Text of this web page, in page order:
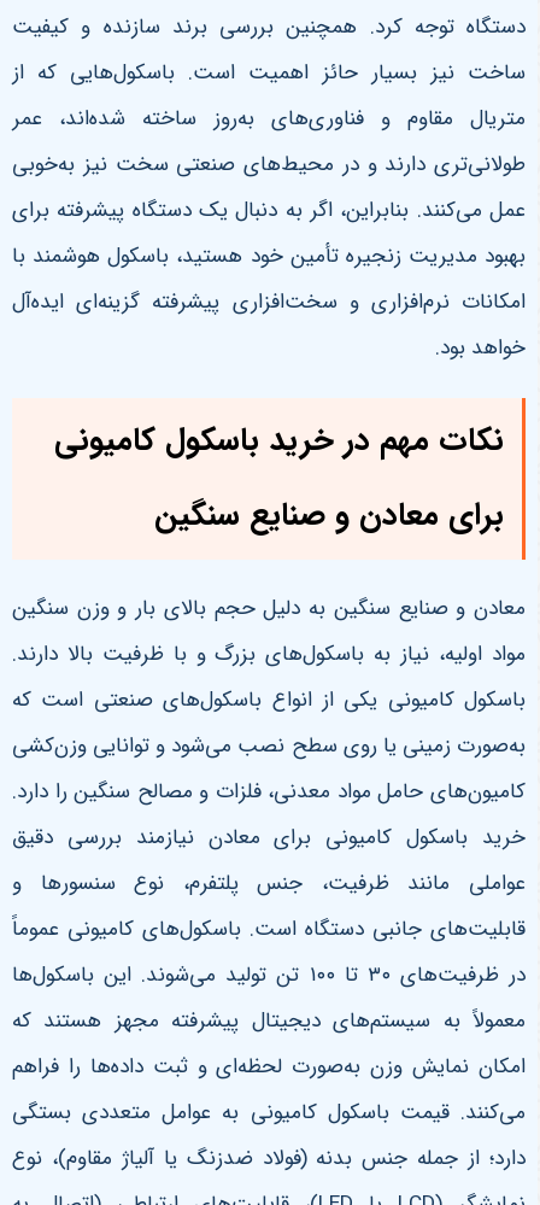
دستگاه توجه کرد. همچنین بررسی برند سازنده و کیفیت
ساخت نیز بسیار حائز اهمیت است. باسکول‌هایی که از
متریال مقاوم و فناوری‌های به‌روز ساخته شده‌اند، عمر
طولانی‌تری دارند و در محیط‌های صنعتی سخت نیز به‌خوبی
عمل می‌کنند. بنابراین، اگر به دنبال یک دستگاه پیشرفته برای
بهبود مدیریت زنجیره تأمین خود هستید، باسکول هوشمند با
امکانات نرم‌افزاری و سخت‌افزاری پیشرفته گزینه‌ای ایده‌آل
خواهد بود.
نکات مهم در خرید باسکول کامیونی
برای معادن و صنایع سنگین
معادن و صنایع سنگین به دلیل حجم بالای بار و وزن سنگین
مواد اولیه، نیاز به باسکول‌های بزرگ و با ظرفیت بالا دارند.
باسکول کامیونی یکی از انواع باسکول‌های صنعتی است که
به‌صورت زمینی یا روی سطح نصب می‌شود و توانایی وزن‌کشی
کامیون‌های حامل مواد معدنی، فلزات و مصالح سنگین را دارد.
خرید باسکول کامیونی برای معادن نیازمند بررسی دقیق
عواملی مانند ظرفیت، جنس پلتفرم، نوع سنسورها و
قابلیت‌های جانبی دستگاه است. باسکول‌های کامیونی عموماً
در ظرفیت‌های ۳۰ تا ۱۰۰ تن تولید می‌شوند. این باسکول‌ها
معمولاً به سیستم‌های دیجیتال پیشرفته مجهز هستند که
امکان نمایش وزن به‌صورت لحظه‌ای و ثبت داده‌ها را فراهم
می‌کنند. قیمت باسکول کامیونی به عوامل متعددی بستگی
دارد؛ از جمله جنس بدنه (فولاد ضدزنگ یا آلیاژ مقاوم)، نوع